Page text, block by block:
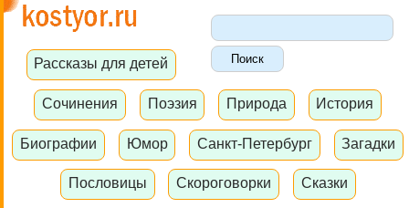
Рассказы для детей
Сочинения Поэзия Природа История
Биографии Юмор Санкт-Петербург Загадки
Пословицы Скороговорки Сказки